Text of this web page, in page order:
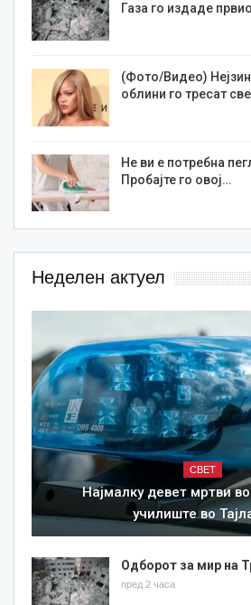
Газа го издаде
(Фото/Видео)
облини го тресат
Не ви е потребна
Пробајте го овој…
Неделен актуел
СВЕТ
Најмалку девет мртви
училиште во
Одборот за мир на
пред 2 часа